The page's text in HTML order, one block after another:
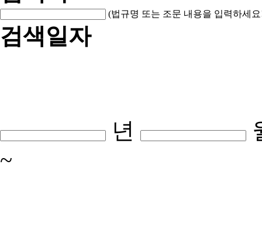
(법규명 또는 조문 내용을 입력하세
검색일자
년
~